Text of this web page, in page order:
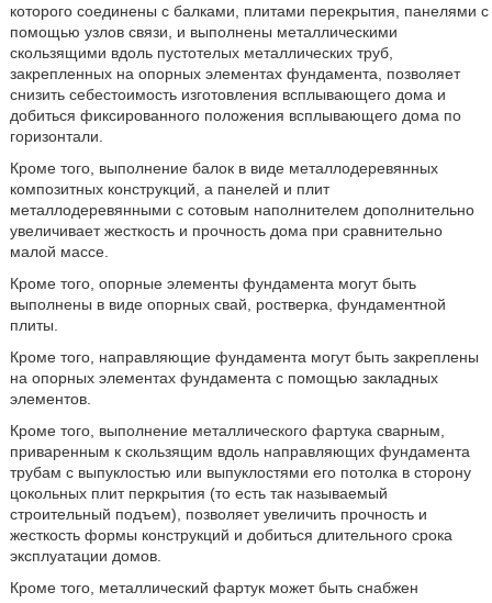
которого соединены с балками, плитами перекрытия, панелями с
помощью узлов связи, и выполнены металлическими
скользящими вдоль пустотелых металлических труб,
закрепленных на опорных элементах фундамента, позволяет
снизить себестоимость изготовления всплывающего дома и
добиться фиксированного положения всплывающего дома по
горизонтали.
Кроме того, выполнение балок в виде металлодеревянных
композитных конструкций, а панелей и плит
металлодеревянными с сотовым наполнителем дополнительно
увеличивает жесткость и прочность дома при сравнительно
малой массе.
Кроме того, опорные элементы фундамента могут быть
выполнены в виде опорных свай, ростверка, фундаментной
плиты.
Кроме того, направляющие фундамента могут быть закреплены
на опорных элементах фундамента с помощью закладных
элементов.
Кроме того, выполнение металлического фартука сварным,
приваренным к скользящим вдоль направляющих фундамента
трубам с выпуклостью или выпуклостями его потолка в сторону
цокольных плит перкрытия (то есть так называемый
строительный подъем), позволяет увеличить прочность и
жесткость формы конструкций и добиться длительного срока
эксплуатации домов.
Кроме того, металлический фартук может быть снабжен